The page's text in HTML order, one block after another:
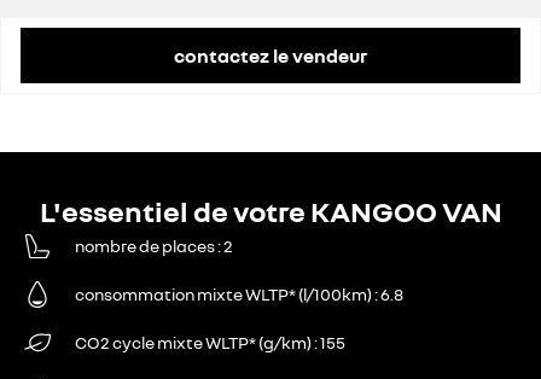
contactez le vendeur
L'essentiel de votre KANGOO VAN
nombre de places 2
consommation mixte WLTP* (l/100km) 6.8
CO2 cycle mixte WLTP* (g/km) 155